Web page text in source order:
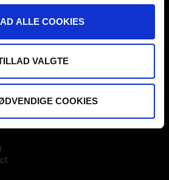
ALLE COOKIES
VALGTE
COOKIES
PARA:DOX